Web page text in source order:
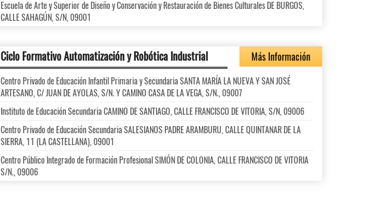
Escuela de Arte y Superior de Diseño y Conservación y Restauración de Bienes Culturales DE BURGOS,
CALLE SAHAGÚN, S/N, 09001
Ciclo Formativo Automatización y Robótica Industrial Más Información
Centro Privado de Educación Infantil Primaria y Secundaria SANTA MARÍA LA NUEVA Y SAN JOSÉ
ARTESANO, C/ JUAN DE AYOLAS, S/N. Y CAMINO CASA DE LA VEGA, S/N., 09007
Instituto de Educación Secundaria CAMINO DE SANTIAGO, CALLE FRANCISCO DE VITORIA, S/N, 09006
Centro Privado de Educación Secundaria SALESIANOS PADRE ARAMBURU, CALLE QUINTANAR DE LA
SIERRA, 11 (LA CASTELLANA), 09001
Centro Público Integrado de Formación Profesional SIMÓN DE COLONIA, CALLE FRANCISCO DE VITORIA
S/N., 09006